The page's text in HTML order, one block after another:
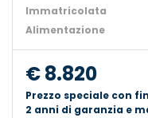
Immatricolata
Alimentazione
€ 8.820
Prezzo speciale con
2 anni di garanzia e